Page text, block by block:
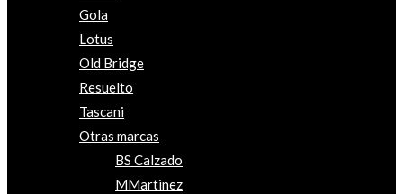
Gola
Lotus
Old Bridge
Resuelto
Tascani
Otras marcas
BS Calzado
MMartinez